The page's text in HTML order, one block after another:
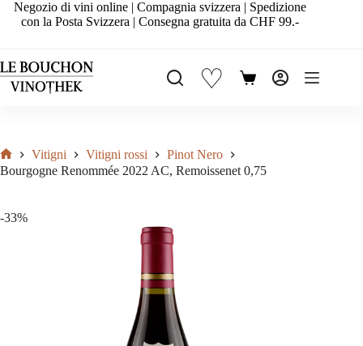
SaltaNegozio di vini online | Compagnia svizzera | Spedizione
con la Posta Svizzera | Consegna gratuita da CHF 99.-
♡ Carrello
Home
Vitigni Vitigni rossi
Pinot Nero
Bourgogne Renommée 2022 AC, Remoissenet 0,75
-33%